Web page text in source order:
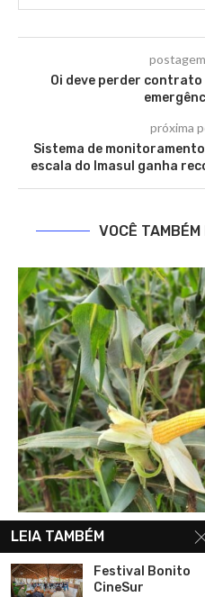
Oi deve perder
próxima
Sistema de
escala do Imasul ganha
VOCÊ
Hoje é dia do milho!
sexta-feira,
LEIA TAMBÉM
Festival Bonito
CineSur